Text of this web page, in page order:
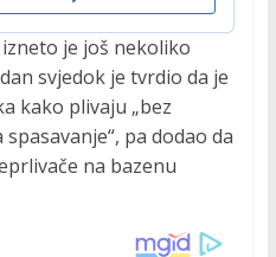
je još nekoliko
svjedok je tvrdio da je
kako plivaju „bez
pa dodao da
na bazenu